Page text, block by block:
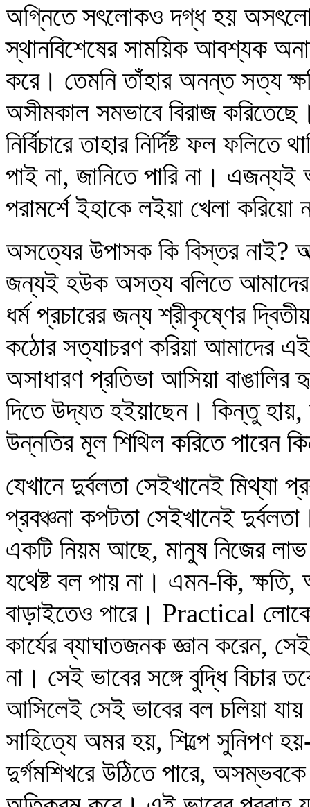
অগ্নিতে সৎলোকও দগ্ধ হয়
স্থানবিশেষের সাময়িক আবশ্যক
করে। তেমনি তাঁহার অনন্ত সত্য
অসীমকাল সমভাবে বিরাজ
নির্বিচারে তাহার নির্দিষ্ট ফল
পাই না, জানিতে পারি না।
পরামর্শে ইহাকে লইয়া খেলা করিয়ো
অসত্যের উপাসক কি বিস্তর নাই?
জন্যই হউক অসত্য বলিতে
ধর্ম প্রচারের জন্য শ্রীকৃষ্ণের
কঠোর সত্যাচরণ করিয়া আমাদের
অসাধারণ প্রতিভা আসিয়া
দিতে উদ্যত হইয়াছেন। কিন্তু হায়,
উন্নতির মূল শিথিল করিতে পারেন
যেখানে দুর্বলতা সেইখানেই মিথ্যা
প্রবঞ্চনা কপটতা সেইখানেই
একটি নিয়ম আছে, মানুষ নিজের লাভ
যথেষ্ট বল পায় না। এমন-কি, ক্ষতি,
বাড়াইতেও পারে। Practical
কার্যের ব্যাঘাতজনক জ্ঞান করেন,
না। সেই ভাবের সঙ্গে বুদ্ধি বিচার
আসিলেই সেই ভাবের বল চলিয়া
সাহিত্যে অমর হয়, শিল্পে সুনিপণ
দুর্গমশিখরে উঠিতে পারে,